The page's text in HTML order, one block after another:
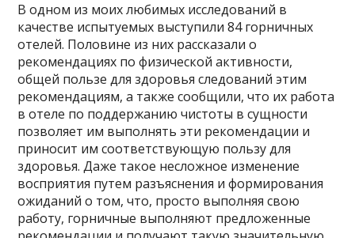
В одном из моих любимых исследований в
качестве испытуемых выступили 84 горничных
отелей. Половине из них рассказали о
рекомендациях по физической активности,
общей пользе для здоровья следований этим
рекомендациям, а также сообщили, что их работа
в отеле по поддержанию чистоты в сущности
позволяет им выполнять эти рекомендации и
приносит им соответствующую пользу для
здоровья. Даже такое несложное изменение
восприятия путем разъяснения и формирования
ожиданий о том, что, просто выполняя свою
работу, горничные выполняют предложенные